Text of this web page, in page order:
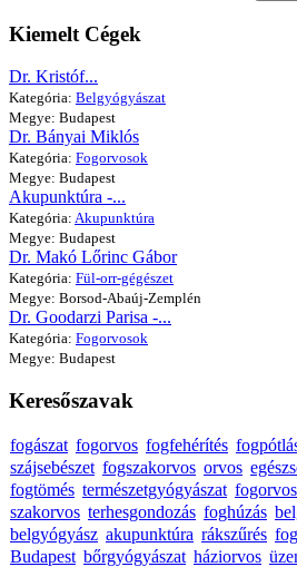
Kiemelt Cégek
Dr. Kristóf...
Kategória: Belgyógyászat
Megye: Budapest
Dr. Bányai Miklós
Kategória: Fogorvosok
Megye: Budapest
Akupunktúra -...
Kategória: Akupunktúra
Megye: Budapest
Dr. Makó Lőrinc Gábor
Kategória: Fül-orr-gégészet
Megye: Borsod-Abaúj-Zemplén
Dr. Goodarzi Parisa -...
Kategória: Fogorvosok
Megye: Budapest
Keresőszavak
fogászat fogorvos fogfehérítés
szájsebészet fogszakorvos orvos
fogtömés természetgyógyászat
szakorvos terhesgondozás foghúzás
belgyógyász akupunktúra rákszűrés
Budapest bőrgyógyászat háziorvos